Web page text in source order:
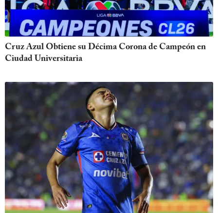
Cruz Azul Obtiene su Décima Corona de Campeón en
Ciudad Universitaria